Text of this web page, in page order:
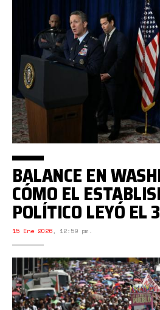
BALANCE EN
CÓMO EL
POLÍTICO LEYÓ EL
15 Ene 2026, 12:59 pm.